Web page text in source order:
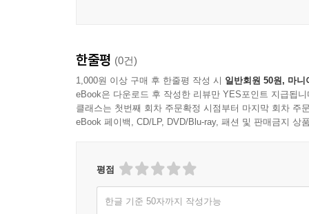
한줄평 (0건)
1,000원 이상 구매 후 한줄평 작성 시 일반회원 50원, 마니
eBook은 다운로드 후 작성한 리뷰만 YES포인트 지급됩니
클래스는 첫번째 회차 주문확정 시점부터 마지막 회차 주
eBook 페이백, CD/LP, DVD/Blu-ray, 패션 및 판매금지 상
평점
한글 기준 50자까지 작성가능